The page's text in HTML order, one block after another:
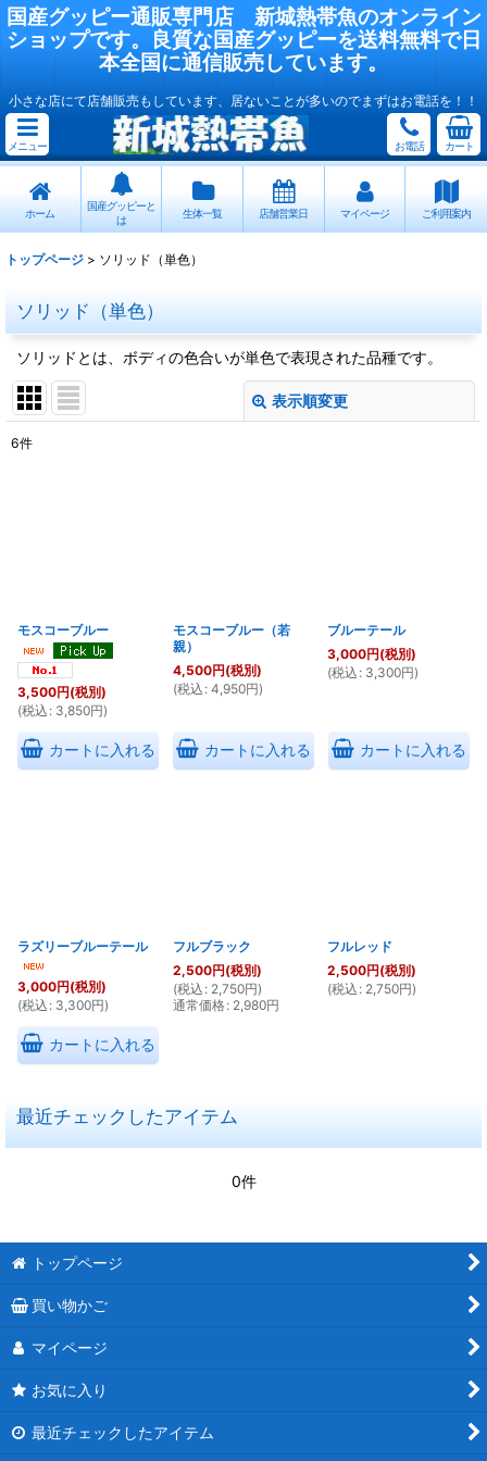
国産グッピー通販専門店 新城熱帯魚のオンライン
ショップです。良質な国産グッピーを送料無料で日
本全国に通信販売しています。
小さな店にて店舗販売もしています、居ないことが多いのでまずはお電話を！！
メニュー お電話 カート
ホーム
国産グッピーと
は
生体一覧 店舗営業日 マイページ ご利用案内
トップページ > ソリッド（単色）
ソリッド（単色）
ソリッドとは、ボディの色合いが単色で表現された品種です。
表示順変更
絞り込む
6件
モスコーブルー
3,500円(税別)
(税込 : 3,850円)
カートに入れる
モスコーブルー（若
親）
4,500円(税別)
(税込 : 4,950円)
カートに入れる
ブルーテール
3,000円(税別)
(税込 : 3,300円)
カートに入れる
ラズリーブルーテール
3,000円(税別)
(税込 : 3,300円)
カートに入れる
フルブラック
2,500円(税別)
(税込 : 2,750円)
通常価格: 2,980円
フルレッド
2,500円(税別)
(税込 : 2,750円)
最近チェックしたアイテム
0件
トップページ
買い物かご
マイページ
お気に入り
最近チェックしたアイテム